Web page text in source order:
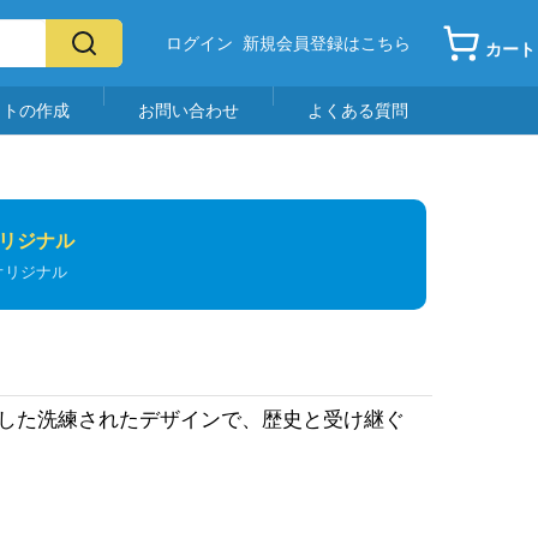
ログイン 新規会員登録はこちら カート
の作成 お問い合わせ よくある質問
ジナル
リジナル
た洗練されたデザインで、歴史と受け継ぐ